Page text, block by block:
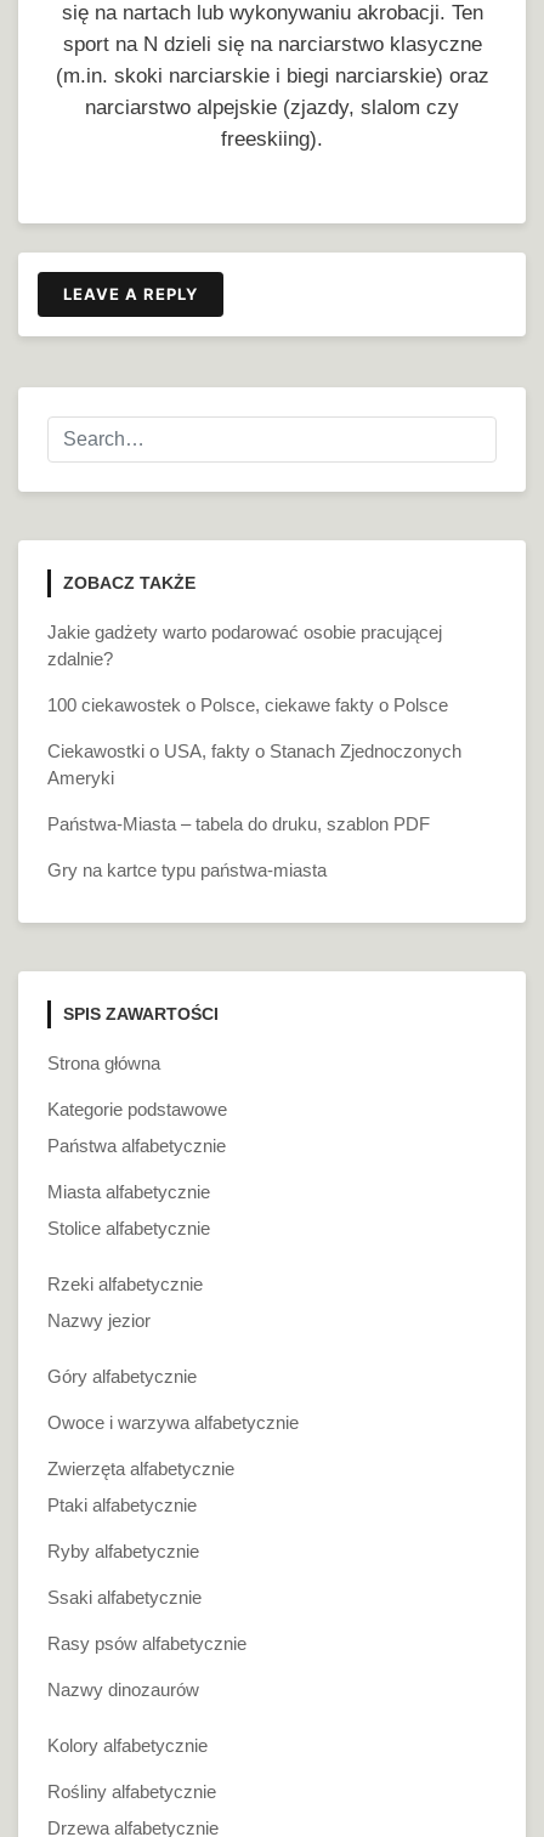
się na nartach lub wykonywaniu akrobacji. Ten
sport na N dzieli się na narciarstwo klasyczne
(m.in. skoki narciarskie i biegi narciarskie) oraz
narciarstwo alpejskie (zjazdy, slalom czy
freeskiing).
LEAVE A REPLY
ZOBACZ TAKŻE
Jakie gadżety warto podarować osobie pracującej
zdalnie?
100 ciekawostek o Polsce, ciekawe fakty o Polsce
Ciekawostki o USA, fakty o Stanach Zjednoczonych
Ameryki
Państwa-Miasta – tabela do druku, szablon PDF
Gry na kartce typu państwa-miasta
SPIS ZAWARTOŚCI
Strona główna
Kategorie podstawowe
Państwa alfabetycznie
Miasta alfabetycznie
Stolice alfabetycznie
Rzeki alfabetycznie
Nazwy jezior
Góry alfabetycznie
Owoce i warzywa alfabetycznie
Zwierzęta alfabetycznie
Ptaki alfabetycznie
Ryby alfabetycznie
Ssaki alfabetycznie
Rasy psów alfabetycznie
Nazwy dinozaurów
Kolory alfabetycznie
Rośliny alfabetycznie
Drzewa alfabetycznie